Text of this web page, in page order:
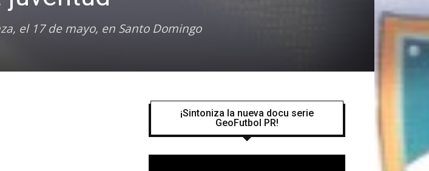
el 17 de mayo, en Santo Domingo
¡Sintoniza la nueva docu serie
GeoFutbol PR!